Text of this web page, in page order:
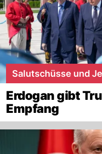
Salutschüsse und
Erdogan gibt
Empfang